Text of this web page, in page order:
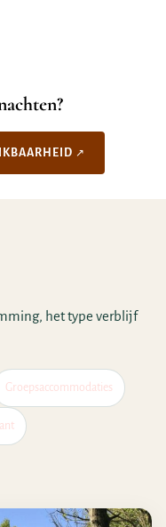
het type verblijf
Groepsaccommodaties